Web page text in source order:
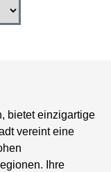
bietet einzigartige
vereint eine
Ihre